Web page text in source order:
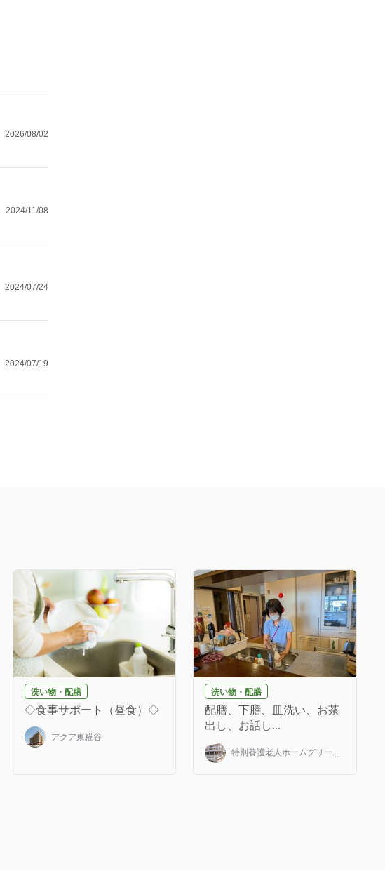
2026/08/02
2024/11/08
2024/07/24
2024/07/19
洗い物・配膳
◇食事サポート（昼食）◇
アクア東糀谷
洗い物・配膳
配膳、下膳、皿洗い、お茶
出し、お話し...
特別養護老人ホームグリー...